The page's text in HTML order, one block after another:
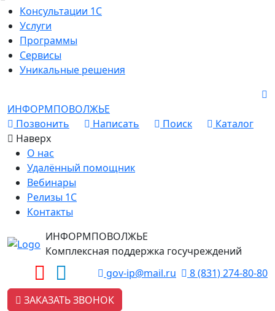
Консультации 1С
Услуги
Программы
Сервисы
Уникальные решения
ИНФОРМПОВОЛЖЬЕ
Позвонить
Написать Поиск
Каталог
Наверх
О нас
Удалённый помощник
Вебинары
Релизы 1С
Контакты
ИНФОРМПОВОЛЖЬЕ
Комплексная поддержка госучреждений
gov-ip@mail.ru
8 (831) 274-80-80
ЗАКАЗАТЬ ЗВОНОК